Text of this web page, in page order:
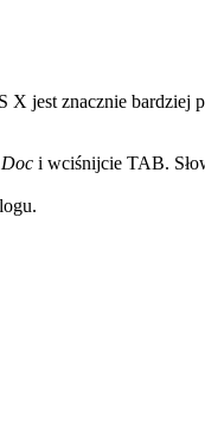
jest znacznie
i wciśnijcie TAB.